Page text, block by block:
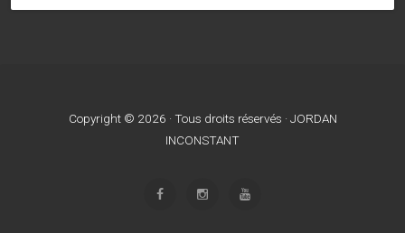
Copyright © 2026 · Tous droits réservés · JORDAN
INCONSTANT